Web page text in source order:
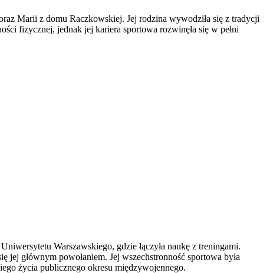
Marii z domu Raczkowskiej. Jej rodzina wywodziła się z tradycji
fizycznej, jednak jej kariera sportowa rozwinęła się w pełni
Warszawskiego, gdzie łączyła naukę z treningami.
jej głównym powołaniem. Jej wszechstronność sportowa była
życia publicznego okresu międzywojennego.